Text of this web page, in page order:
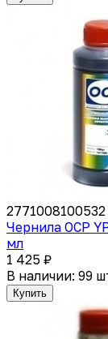
2771008100532
Чернила OCP
мл
1 425 ₽
В наличии: 99
Купить